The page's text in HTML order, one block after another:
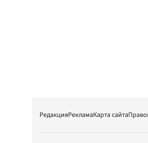
РедакцияРекламаКарта сайта